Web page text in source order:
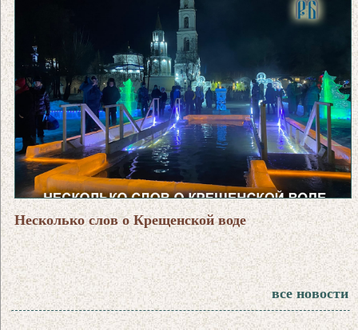
Несколько слов о Крещенской воде
все новости